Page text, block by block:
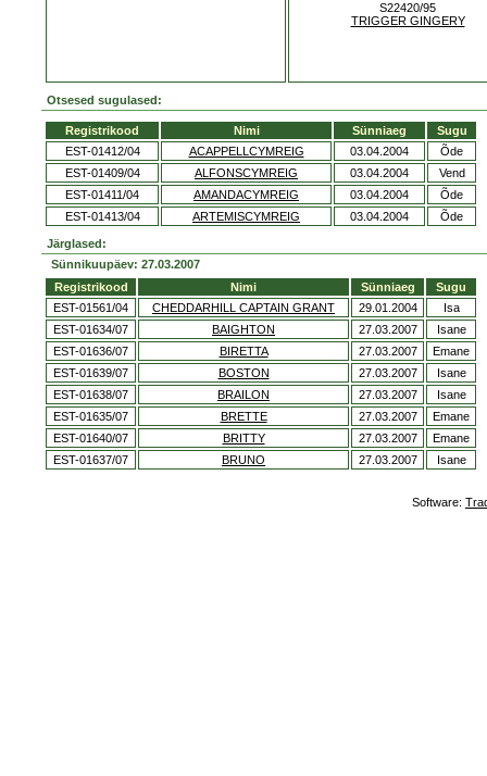
S22420/95
TRIGGER GINGERY
Otsesed sugulased:
Registrikood Nimi Sünniaeg
Sugu
EST-01412/04
ACAPPELLCYMREIG 03.04.2004
Õde
EST-01409/04
ALFONSCYMREIG 03.04.2004
Vend
EST-01411/04
AMANDACYMREIG 03.04.2004
Õde
EST-01413/04
ARTEMISCYMREIG 03.04.2004 Õde
Järglased:
Sünnikuupäev: 27.03.2007
Registrikood
Nimi Sünniaeg
Sugu
EST-01561/04
CHEDDARHILL CAPTAIN GRANT 29.01.2004
Isa
EST-01634/07
BAIGHTON 27.03.2007
Isane
EST-01636/07
BIRETTA 27.03.2007
Emane
EST-01639/07
BOSTON 27.03.2007
Isane
EST-01638/07
BRAILON 27.03.2007
Isane
EST-01635/07
BRETTE 27.03.2007
Emane
EST-01640/07
BRITTY 27.03.2007
Emane
EST-01637/07
BRUNO 27.03.2007 Isane
Software: